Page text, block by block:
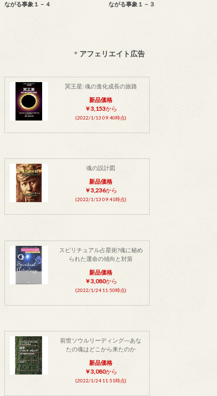
ながる事象１－４
ながる事象１－３
＊ アフェリエイト広告
冥王星: 魂の進化成長の旅路
新品価格
￥3,153から
(2022/1/13 09:40時点)
魂の設計図
新品価格
￥3,236から
(2022/1/13 09:41時点)
スピリチュアル占星術?魂に秘め
られた運命の傾向と対策
新品価格
￥3,080から
(2022/1/24 11:50時点)
前世ソウルリーディング―あな
たの魂はどこから来たのか
新品価格
￥3,080から
(2022/1/24 11:51時点)